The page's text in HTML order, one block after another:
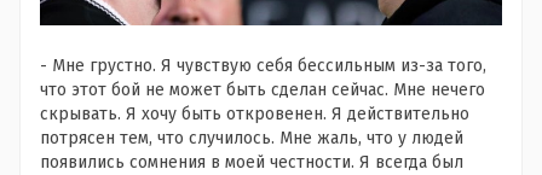
- Мне грустно. Я чувствую себя бессильным из-за того,
что этот бой не может быть сделан сейчас. Мне нечего
скрывать. Я хочу быть откровенен. Я действительно
потрясен тем, что случилось. Мне жаль, что у людей
появились сомнения в моей честности. Я всегда был